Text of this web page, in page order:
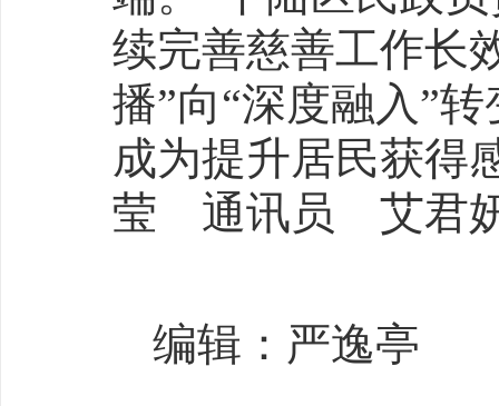
续完善慈善工作长
播”向“深度融入”
成为提升居民获
莹 通讯员 艾君
编辑：严逸亭